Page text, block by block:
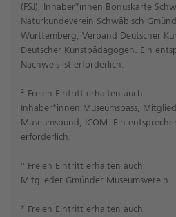
(FSJ), Inhaber*innen Bonuskarte
Naturkundeverein Schwäbisch
Württemberg, Verband Deutscher
Deutscher Kunstpädagogen. Ein
Nachweis ist erforderlich.
² Freien Eintritt erhalten auch
Inhaber*innen Museumspass,
Museumsbund, ICOM. Ein
erforderlich.
° Freien Eintritt erhalten auch
Mitglieder Gmünder Museumsverein.
* Freien Eintritt erhalten auch